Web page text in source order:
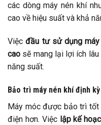
các dòng máy nén khí
cao về hiệu suất và khả
Việcđầu tư sử dụng máy
cao sẽ mang lại lợi ích
năng suất.
Bảo trì máy nén khí định kỳ
Máy móc được bảo trì
điện hơn. Việc lập kế